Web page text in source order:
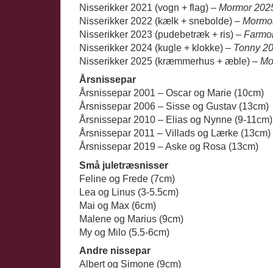
Nisserikker 2021 (vogn + flag) – Mormor
Nisserikker 2022 (kælk + snebolde) –
Nisserikker 2023 (pudebetræk + ris) –
Nisserikker 2024 (kugle + klokke) – Tonny
Nisserikker 2025 (kræmmerhus + æble) –
Årsnissepar
Årsnissepar 2001 – Oscar og Marie (10cm)
Årsnissepar 2006 – Sisse og Gustav (13cm)
Årsnissepar 2010 – Elias og Nynne (9-11cm)
Årsnissepar 2011 – Villads og Lærke (13cm)
Årsnissepar 2019 – Aske og Rosa (13cm)
Små juletræsnisser
Feline og Frede (7cm)
Lea og Linus (3-5.5cm)
Mai og Max (6cm)
Malene og Marius (9cm)
My og Milo (5.5-6cm)
Andre nissepar
Albert og Simone (9cm)